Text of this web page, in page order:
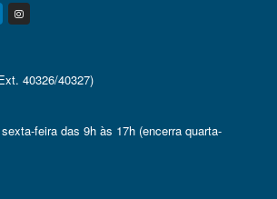
Instagram
40326/40327)
feira das 9h às 17h (encerra quarta-